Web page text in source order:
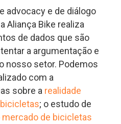
advocacy e de diálogo
Aliança Bike realiza
de dados que são
a argumentação e
nosso setor. Podemos
com a
sobre a realidade
; o estudo de
mercado de bicicletas